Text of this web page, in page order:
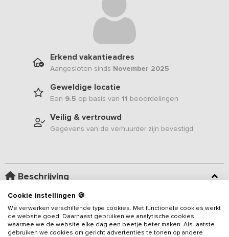
Erkend vakantieadres
Aangesloten sinds November 2025
Geweldige locatie
Een 9.5 op basis van 11 beoordelingen
Veilig & vertrouwd
Gegevens van de verhuurder zijn bevestigd
Beschrijving
Aan de rand van Friesland en Overijssel, omringd door weilanden
en oude dijken, staat, op een steenworp afstand van het
Kuinderbos, een verbouwde woonboerderij op een kleinschalige
camping. Dit vakantieadres bevindt zich in het achterste gedeelte
Cookie instellingen 🍪
We verwerken verschillende type cookies. Met functionele cookies werkt
de website goed. Daarnaast gebruiken we analytische cookies
waarmee we de website elke dag een beetje beter maken. Als laatste
gebruiken we cookies om gericht advertenties te tonen op andere